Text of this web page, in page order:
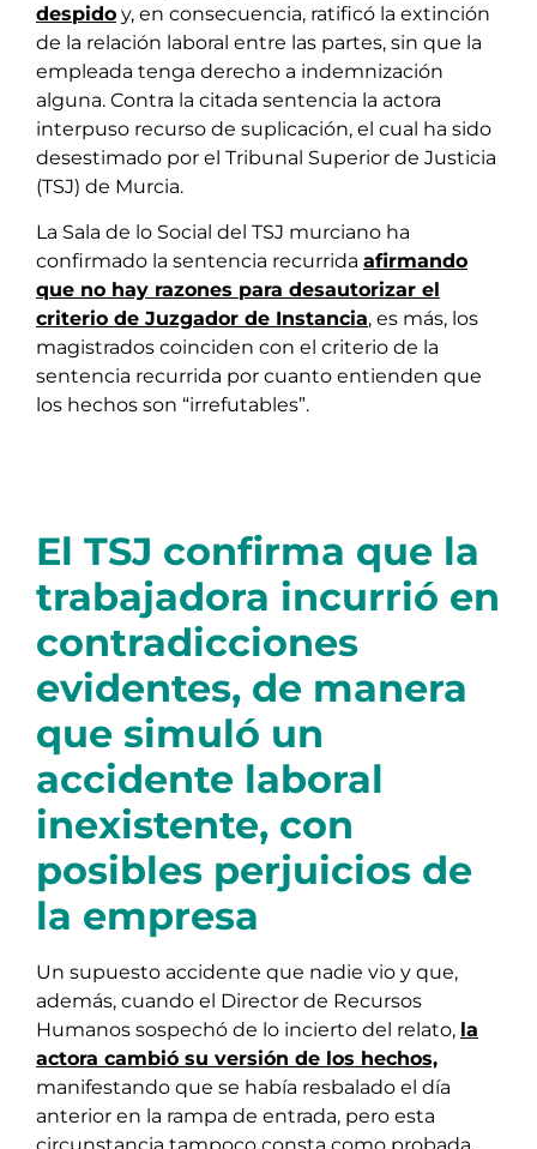
despido y, en consecuencia, ratificó la extinción
de la relación laboral entre las partes, sin que la
empleada tenga derecho a indemnización
alguna. Contra la citada sentencia la actora
interpuso recurso de suplicación, el cual ha sido
desestimado por el Tribunal Superior de Justicia
(TSJ) de Murcia.
La Sala de lo Social del TSJ murciano ha
confirmado la sentencia recurrida afirmando
que no hay razones para desautorizar el
criterio de Juzgador de Instancia, es más, los
magistrados coinciden con el criterio de la
sentencia recurrida por cuanto entienden que
los hechos son “irrefutables”.
El TSJ confirma que la
trabajadora incurrió en
contradicciones
evidentes, de manera
que simuló un
accidente laboral
inexistente, con
posibles perjuicios de
la empresa
Un supuesto accidente que nadie vio y que,
además, cuando el Director de Recursos
Humanos sospechó de lo incierto del relato, la
actora cambió su versión de los hechos,
manifestando que se había resbalado el día
anterior en la rampa de entrada, pero esta